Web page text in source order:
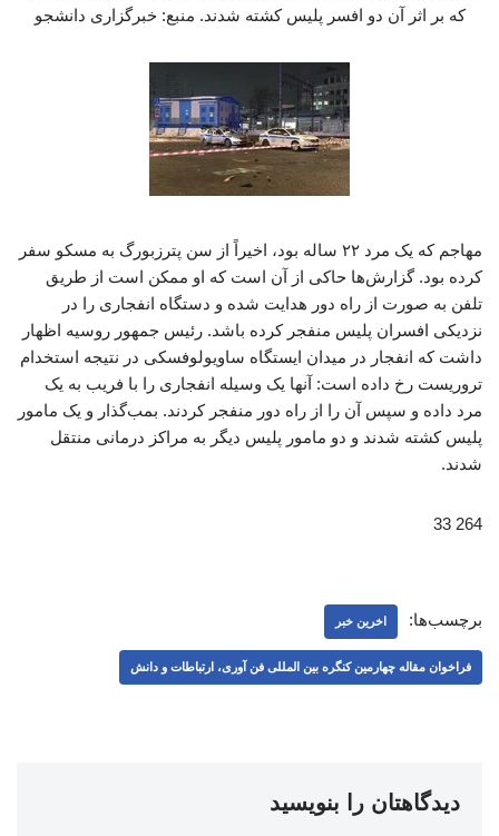
که بر اثر آن دو افسر پلیس کشته شدند. منبع: خبرگزاری دانشجو
مهاجم که یک مرد ۲۲ ساله بود، اخیراً از سن پترزبورگ به مسکو سفر
کرده بود. گزارش‌ها حاکی از آن است که او ممکن است از طریق
تلفن به صورت از راه دور هدایت شده و دستگاه انفجاری را در
نزدیکی افسران پلیس منفجر کرده باشد. رئیس جمهور روسیه اظهار
داشت که انفجار در میدان ایستگاه ساویولوفسکی در نتیجه استخدام
تروریست رخ داده است: آنها یک وسیله انفجاری را با فریب به یک
مرد داده و سپس آن را از راه دور منفجر کردند. بمب‌گذار و یک مامور
پلیس کشته شدند و دو مامور پلیس دیگر به مراکز درمانی منتقل
شدند.
264 33
برچسب‌ها: اخرین خبر
فراخوان مقاله چهارمین کنگره بین المللی فن آوری، ارتباطات و دانش
دیدگاهتان را بنویسید